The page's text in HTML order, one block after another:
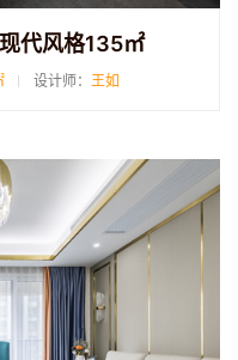
代风格135㎡
设计师： 王如